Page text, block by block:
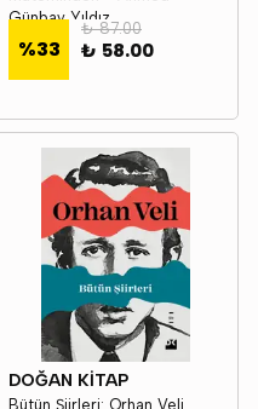
Günbay Yıldız
%33
₺ 87.00
₺ 58.00
DOĞAN KİTAP
Bütün Şiirleri: Orhan Veli